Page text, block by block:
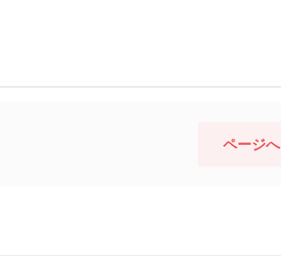
ページへ